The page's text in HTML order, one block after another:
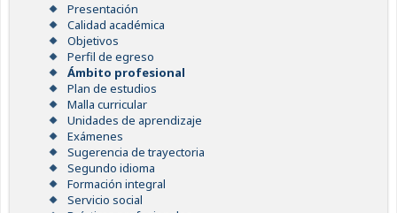
Presentación
Calidad académica
Objetivos
Perfil de egreso
Ámbito profesional
Plan de estudios
Malla curricular
Unidades de aprendizaje
Exámenes
Sugerencia de trayectoria
Segundo idioma
Formación integral
Servicio social